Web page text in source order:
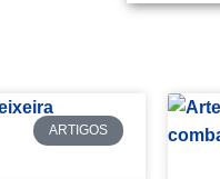
ARTIGOS